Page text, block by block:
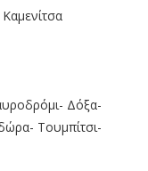
Δόξα-
Τουμπίτσι-